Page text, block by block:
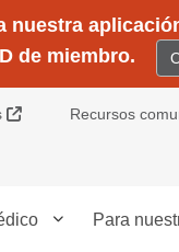
nuestra
de miembro.
Sitio Externo
Recursos
Para